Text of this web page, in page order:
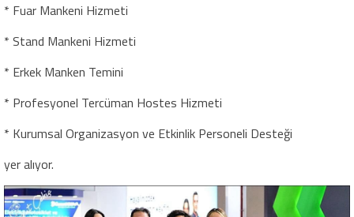
* Fuar Mankeni Hizmeti
* Stand Mankeni Hizmeti
* Erkek Manken Temini
* Profesyonel Tercüman Hostes Hizmeti
* Kurumsal Organizasyon ve Etkinlik Personeli Desteği
yer alıyor.